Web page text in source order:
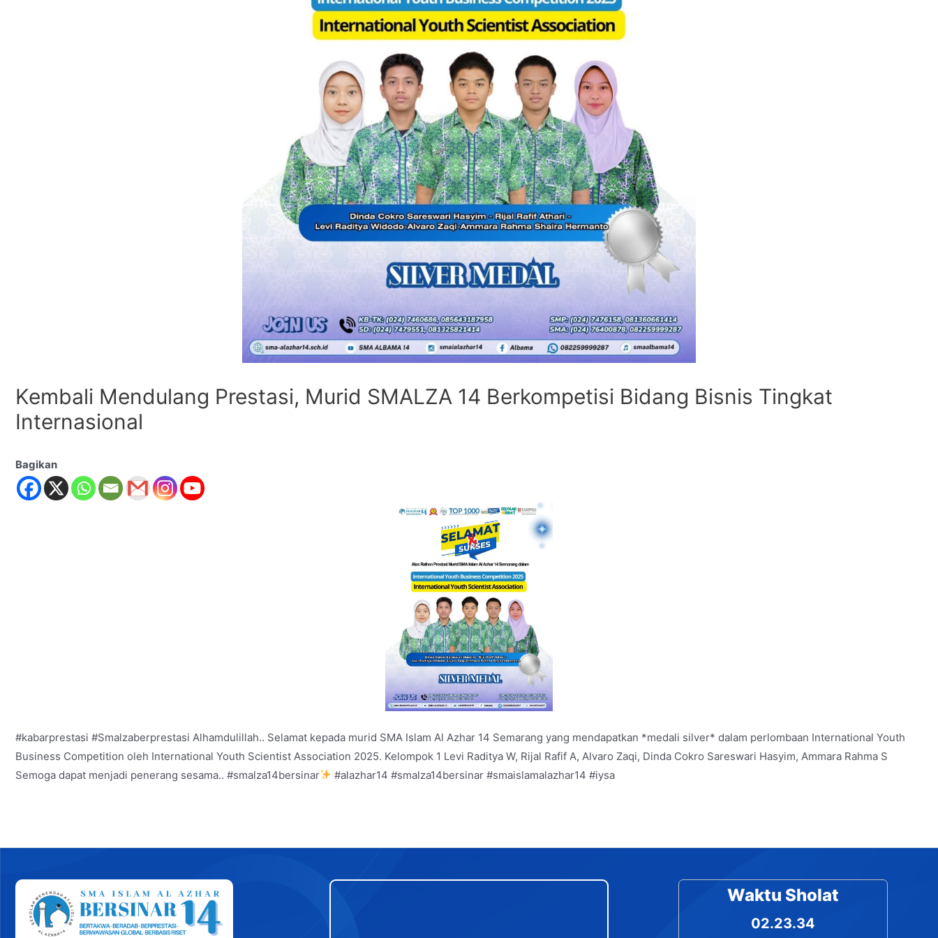
Kembali Mendulang Prestasi, Murid SMALZA 14 Berkompetisi Bidang Bisnis Tingkat
Internasional
Bagikan
#kabarprestasi #Smalzaberprestasi Alhamdulillah.. Selamat kepada murid SMA Islam Al Azhar 14 Semarang yang mendapatkan *medali silver* dalam perlombaan International Youth
Business Competition oleh International Youth Scientist Association 2025. Kelompok 1 Levi Raditya W, Rijal Rafif A, Alvaro Zaqi, Dinda Cokro Sareswari Hasyim, Ammara Rahma S
Semoga dapat menjadi penerang sesama.. #smalza14bersinar
#alazhar14 #smalza14bersinar #smaislamalazhar14 #iysa
Waktu Sholat
02.23.35